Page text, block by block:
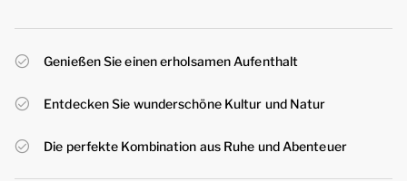
Genießen Sie einen erholsamen Aufenthalt
Entdecken Sie wunderschöne Kultur und Natur
Die perfekte Kombination aus Ruhe und Abenteuer